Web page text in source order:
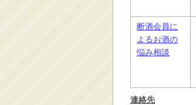
断酒会員に
よるお酒の
悩み相談
連絡先